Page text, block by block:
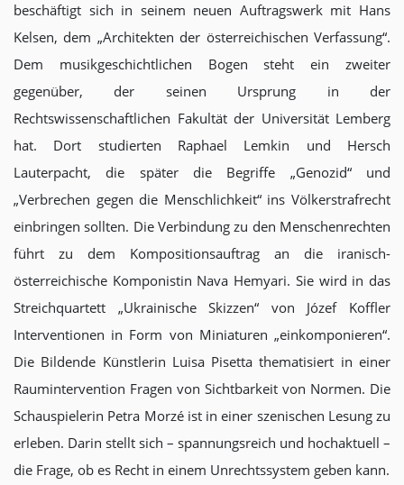
beschäftigt sich in seinem neuen Auftragswerk mit Hans
Kelsen, dem „Architekten der österreichischen Verfassung“.
Dem musikgeschichtlichen Bogen steht ein zweiter
gegenüber, der seinen Ursprung in der
Rechtswissenschaftlichen Fakultät der Universität Lemberg
hat. Dort studierten Raphael Lemkin und Hersch
Lauterpacht, die später die Begriffe „Genozid“ und
„Verbrechen gegen die Menschlichkeit“ ins Völkerstrafrecht
einbringen sollten. Die Verbindung zu den Menschenrechten
führt zu dem Kompositionsauftrag an die iranisch-
österreichische Komponistin Nava Hemyari. Sie wird in das
Streichquartett „Ukrainische Skizzen“ von Józef Koffler
Interventionen in Form von Miniaturen „einkomponieren“.
Die Bildende Künstlerin Luisa Pisetta thematisiert in einer
Raumintervention Fragen von Sichtbarkeit von Normen. Die
Schauspielerin Petra Morzé ist in einer szenischen Lesung zu
erleben. Darin stellt sich – spannungsreich und hochaktuell –
die Frage, ob es Recht in einem Unrechtssystem geben kann.